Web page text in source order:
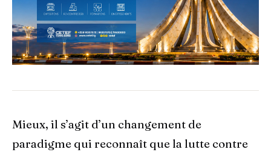
Mieux, il s’agit d’un changement de
paradigme qui reconnaît que la lutte contre